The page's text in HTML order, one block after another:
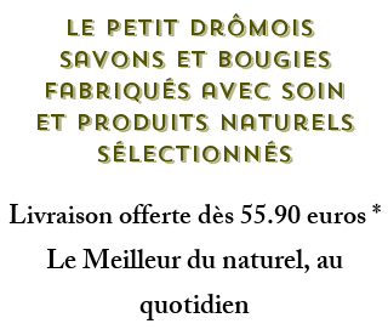
Le petit drômois
savons et bougies
fabriqués avec soin
et produits naturels
sélectionnés
Livraison offerte dès 55.90 euros *
Le Meilleur du naturel, au
quotidien